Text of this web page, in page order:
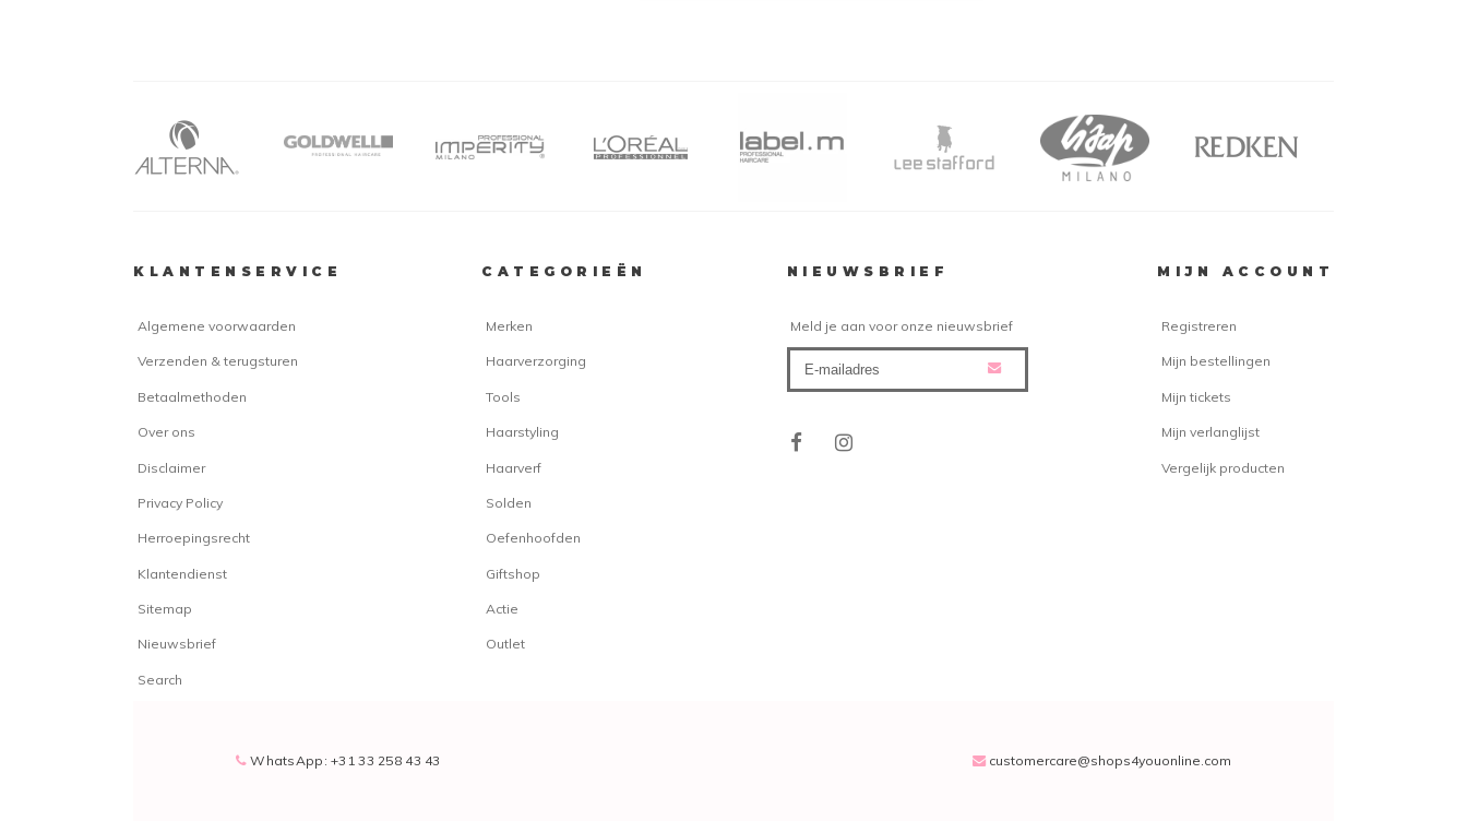
KLANTENSERVICE
Algemene voorwaarden
Verzenden & terugsturen
Betaalmethoden
Over ons
Disclaimer
Privacy Policy
Herroepingsrecht
Klantendienst
Sitemap
Nieuwsbrief
Search
CATEGORIEËN
Merken
Haarverzorging
Tools
Haarstyling
Haarverf
Solden
Oefenhoofden
Giftshop
Actie
Outlet
NIEUWSBRIEF
Meld je aan voor onze nieuwsbrief
MIJN ACCOUNT
Registreren
Mijn bestellingen
Mijn tickets
Mijn verlanglijst
Vergelijk producten
WhatsApp: +31 33 258 43 43 customercare@shops4youonline.com